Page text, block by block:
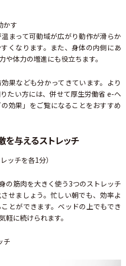
かす
まって可動域が広がり動作が滑らか
くなります。また、身体の内側にあ
や体力の増進にも役立ちます。
果なども分かってきています。より
たい方には、併せて厚生労働省 e-ヘ
効果」をご覧になることをおすすめ
与えるストレッチ
ッチを各1分）
の筋肉を大きく使う3つのストレッチ
せましょう。忙しい朝でも、効率よ
とができます。ベッドの上でもでき
軽に続けられます。
チ